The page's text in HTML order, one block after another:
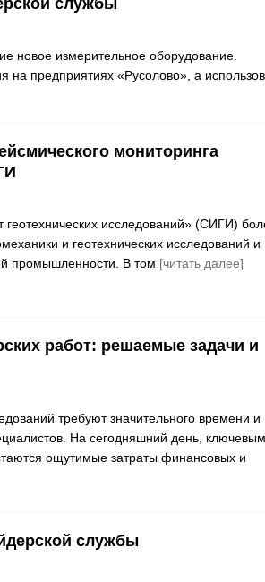
новое измерительное оборудование.
предприятиях «Русолово», а
мониторинга
исследований» (СИГИ)
и геотехнических исследований и
промышленности. В том [читать далее]
работ: решаемые задачи и
требуют значительного времени и
На сегодняшний день,
ощутимые затраты финансовых и
службы